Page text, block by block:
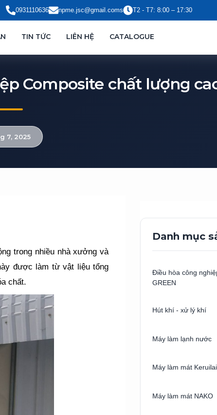
0931110636 npme.jsc@gmail.coms T2 - T7: 8:00 – 17:30
TIN TỨC LIÊN HỆ CATALOGUE
Composite chất lượng
7, 2025
trong nhiều nhà xưởng và
được làm từ vật liệu tổng
chất.
Danh mục
Điều hòa công
GREEN
Hút khí - xử lý khí
Máy làm lạnh nước
Máy làm mát Keruilai
Máy làm mát NAKO